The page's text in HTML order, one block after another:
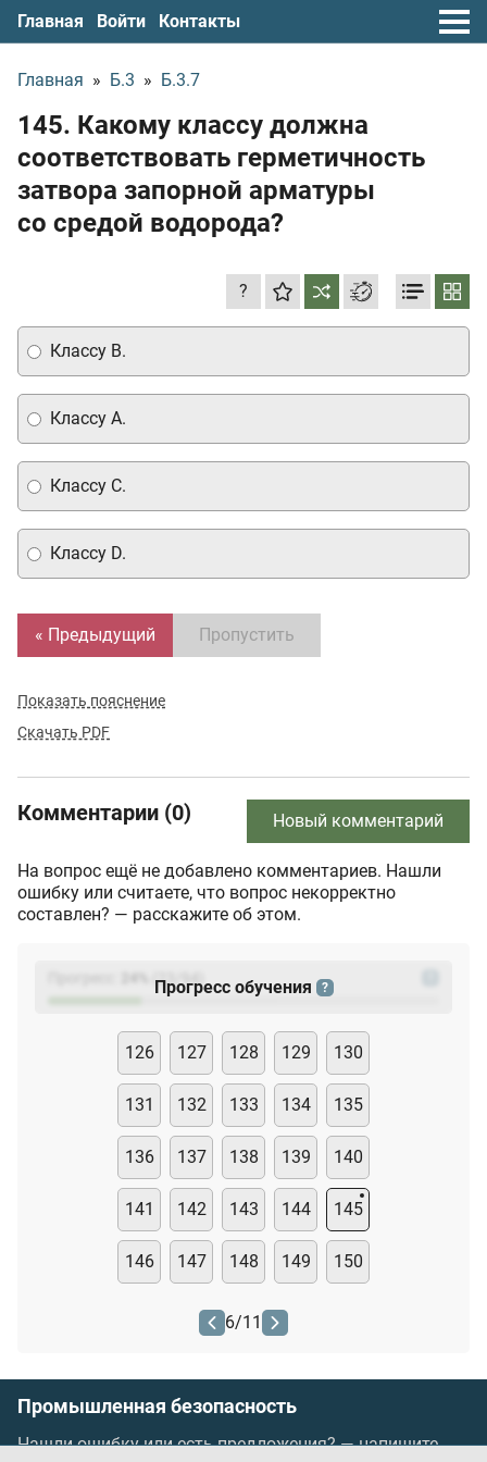
Главная Войти Контакты
Главная » Б.3 » Б.3.7
145. Какому классу должна
соответствовать герметичность
затвора запорной арматуры
со средой водорода?
?
Классу A.
Классу В.
Классу С.
Классу D.
« Предыдущий Пропустить
Показать пояснение
Скачать PDF
Комментарии (0) Новый комментарий
На вопрос ещё не добавлено комментариев. Нашли
ошибку или считаете, что вопрос некорректно
составлен? — расскажите об этом.
(23
Прогресс обучения ?
126 127 128 129 130
131 132 133 134 135
136 137 138 139 140
141 142 143 144 145
146 147 148 149 150
6/11
Промышленная безопасность
Нашли ошибку или есть предложения? —напишите